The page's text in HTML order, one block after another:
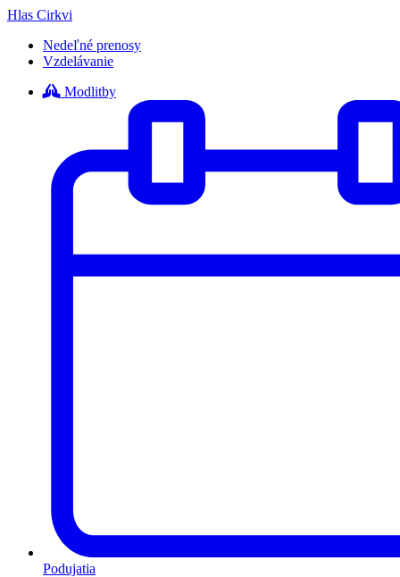
Hlas Cirkvi
Nedeľné prenosy
Vzdelávanie
Modlitby
Podujatia